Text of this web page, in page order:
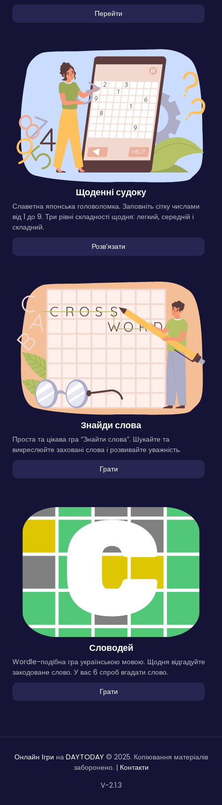
Перейти
Щоденні судоку
Славетна японська головоломка. Заповніть сітку числами
від 1 до 9. Три рівні складності щодня: легкий, середній і
складний.
Розвʼязати
Знайди слова
Проста та цікава гра “Знайти слова”. Шукайте та
викреслюйте заховані слова і розвивайте уважність.
Грати
Словодей
Wordle-подібна гра українською мовою. Щодня відгадуйте
закодоване слово. У вас 6 спроб вгадати слово.
Грати
Онлайн Ігри на DAYTODAY © 2025. Копіювання матеріалів
заборонено. | Контакти
V-2.1.3